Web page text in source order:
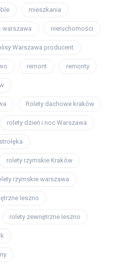
mieszkania
warszawa nieruchomości
Warszawa producent
remont remonty
Rolety dachowe kraków
rolety dzień i noc Warszawa
rolety rzymskie Kraków
rzymskie warszawa
leszno
rolety zewnętrzne leszno